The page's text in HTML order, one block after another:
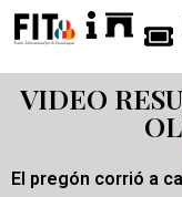
VIDEO
El pregón corrió a